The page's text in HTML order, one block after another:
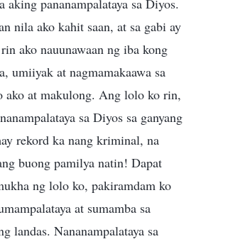
pananampalataya sa Diyos.
nila ako kahit saan, at sa gabi ay
ako nauunawaan ng iba kong
umiiyak at nagmamakaawa sa
ako at makulong. Ang lolo ko rin,
sa Diyos sa ganyang
rekord ka nang kriminal, na
buong pamilya natin! Dapat
ng lolo ko, pakiramdam ko
at sumamba sa
landas. Nananampalataya sa